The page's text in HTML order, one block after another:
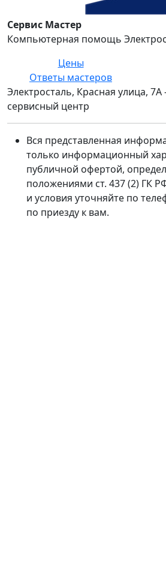
Сервис Мастер
Компьютерная помощь
Цены
Ответы мастеров
Электросталь, Красная улица,
сервисный центр
Вся представленная
только информационный
публичной офертой,
положениями ст. 437 (2) ГК
и условия уточняйте по
по приезду к вам.